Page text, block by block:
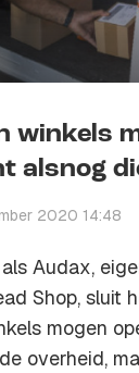
winkels
alsnog
2020 14:48
Audax,
Shop, sluit
mogen
overheid,